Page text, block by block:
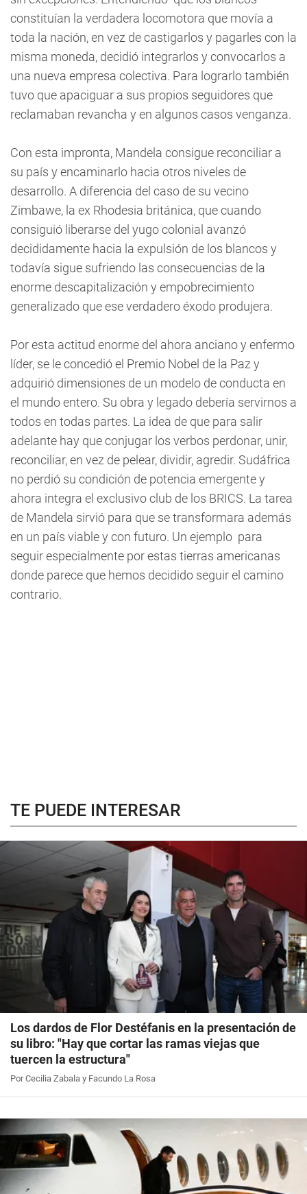
constituían la verdadera locomotora que movía a
toda la nación, en vez de castigarlos y pagarles con la
misma moneda, decidió integrarlos y convocarlos a
una nueva empresa colectiva. Para lograrlo también
tuvo que apaciguar a sus propios seguidores que
reclamaban revancha y en algunos casos venganza.
Con esta impronta, Mandela consigue reconciliar a
su país y encaminarlo hacia otros niveles de
desarrollo. A diferencia del caso de su vecino
Zimbawe, la ex Rhodesia británica, que cuando
consiguió liberarse del yugo colonial avanzó
decididamente hacia la expulsión de los blancos y
todavía sigue sufriendo las consecuencias de la
enorme descapitalización y empobrecimiento
generalizado que ese verdadero éxodo produjera.
Por esta actitud enorme del ahora anciano y enfermo
líder, se le concedió el Premio Nobel de la Paz y
adquirió dimensiones de un modelo de conducta en
el mundo entero. Su obra y legado debería servirnos a
todos en todas partes. La idea de que para salir
adelante hay que conjugar los verbos perdonar, unir,
reconciliar, en vez de pelear, dividir, agredir. Sudáfrica
no perdió su condición de potencia emergente y
ahora integra el exclusivo club de los BRICS. La tarea
de Mandela sirvió para que se transformara además
en un país viable y con futuro. Un ejemplo para
seguir especialmente por estas tierras americanas
donde parece que hemos decidido seguir el camino
contrario.
TE PUEDE INTERESAR
Los dardos de Flor Destéfanis en la presentación de
su libro: "Hay que cortar las ramas viejas que
tuercen la estructura"
Por Cecilia Zabala y Facundo La Rosa